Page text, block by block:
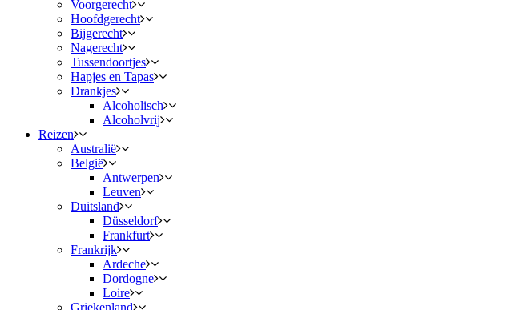
Voorgerecht
Hoofdgerecht
Bijgerecht
Nagerecht
Tussendoortjes
Hapjes en Tapas
Drankjes
Alcoholisch
Alcoholvrij
Reizen
Australië
België
Antwerpen
Leuven
Duitsland
Düsseldorf
Frankfurt
Frankrijk
Ardeche
Dordogne
Loire